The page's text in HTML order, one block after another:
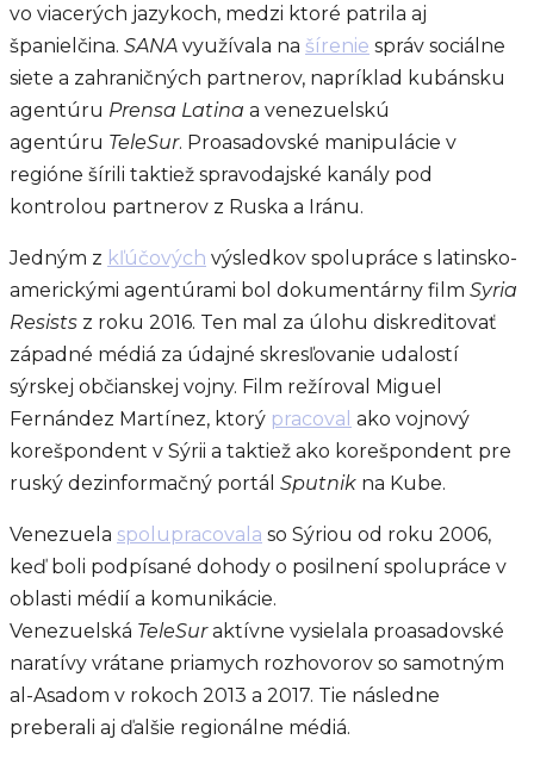
vo viacerých jazykoch, medzi ktoré patrila aj
španielčina. SANA využívala na šírenie správ sociálne
siete a zahraničných partnerov, napríklad kubánsku
agentúru Prensa Latina a venezuelskú
agentúru TeleSur. Proasadovské manipulácie v
regióne šírili taktiež spravodajské kanály pod
kontrolou partnerov z Ruska a Iránu.
Jedným z kľúčových výsledkov spolupráce s latinsko-
americkými agentúrami bol dokumentárny film Syria
Resists z roku 2016. Ten mal za úlohu diskreditovať
západné médiá za údajné skresľovanie udalostí
sýrskej občianskej vojny. Film režíroval Miguel
Fernández Martínez, ktorý pracoval ako vojnový
korešpondent v Sýrii a taktiež ako korešpondent pre
ruský dezinformačný portál Sputnik na Kube.
Venezuela spolupracovala so Sýriou od roku 2006,
keď boli podpísané dohody o posilnení spolupráce v
oblasti médií a komunikácie.
Venezuelská TeleSuraktívne vysielala proasadovské
naratívy vrátane priamych rozhovorov so samotným
al-Asadom v rokoch 2013 a 2017. Tie následne
preberali aj ďalšie regionálne médiá.